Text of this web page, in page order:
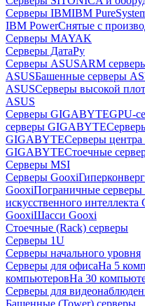
Серверы IBMIBM
IBM PowerСнятые с
Серверы MAYAK
Серверы ДатаРу
Серверы ASUSARM
ASUSБашенные серверы
ASUSСерверы высокой
ASUS
Серверы GIGABYTEGPU-
серверы GIGABYTE
GIGABYTEСерверы
GIGABYTEСтоечные
Серверы MSI
Серверы Gooxi
GooxiПограничные серверы
искусственного интеллекта
GooxiШасси Gooxi
Стоечные (Rack) серверы
Серверы 1U
Серверы начального уровня
Серверы для офисаНа 5
компьютеровНа 30
Серверы для
Башенные (Tower) серверы